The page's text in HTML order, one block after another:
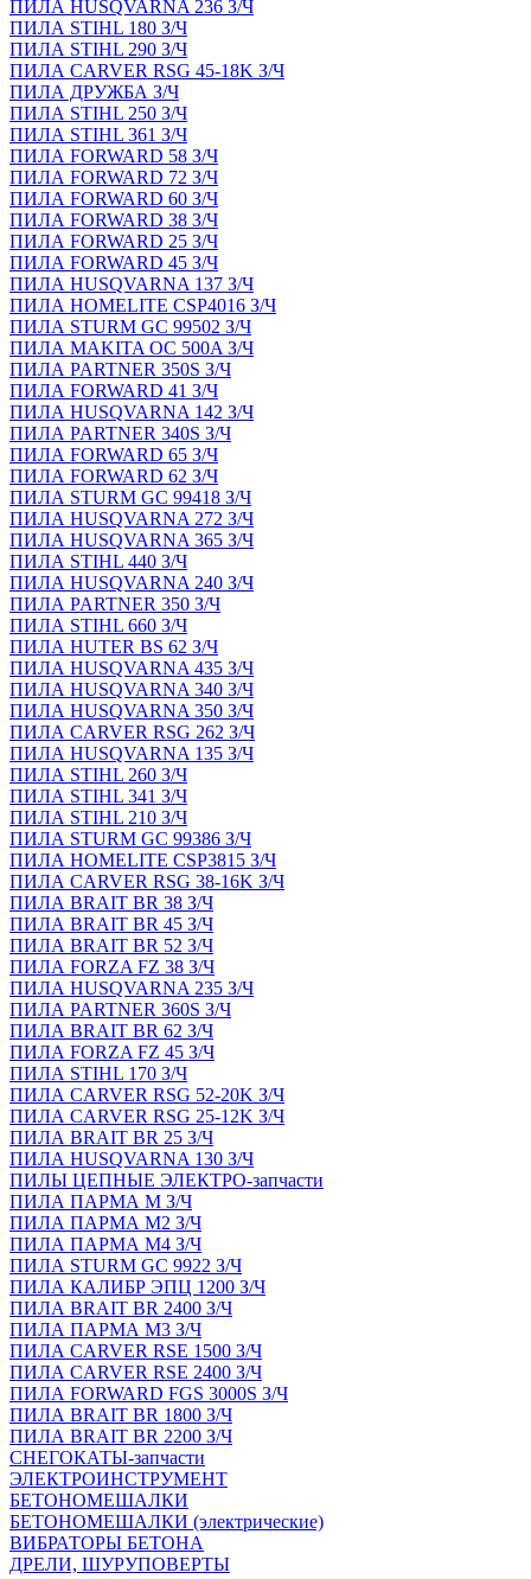
ПИЛА HUSQVARNA 236 З/Ч
ПИЛА STIHL 180 З/Ч
ПИЛА STIHL 290 З/Ч
ПИЛА CARVER RSG 45-18K З/Ч
ПИЛА ДРУЖБА З/Ч
ПИЛА STIHL 250 З/Ч
ПИЛА STIHL 361 З/Ч
ПИЛА FORWARD 58 З/Ч
ПИЛА FORWARD 72 З/Ч
ПИЛА FORWARD 60 З/Ч
ПИЛА FORWARD 38 З/Ч
ПИЛА FORWARD 25 З/Ч
ПИЛА FORWARD 45 З/Ч
ПИЛА HUSQVARNA 137 З/Ч
ПИЛА HOMELITE CSP4016 З/Ч
ПИЛА STURM GC 99502 З/Ч
ПИЛА MAKITA OC 500A З/Ч
ПИЛА PARTNER 350S З/Ч
ПИЛА FORWARD 41 З/Ч
ПИЛА HUSQVARNA 142 З/Ч
ПИЛА PARTNER 340S З/Ч
ПИЛА FORWARD 65 З/Ч
ПИЛА FORWARD 62 З/Ч
ПИЛА STURM GC 99418 З/Ч
ПИЛА HUSQVARNA 272 З/Ч
ПИЛА HUSQVARNA 365 З/Ч
ПИЛА STIHL 440 З/Ч
ПИЛА HUSQVARNA 240 З/Ч
ПИЛА PARTNER 350 З/Ч
ПИЛА STIHL 660 З/Ч
ПИЛА HUTER BS 62 З/Ч
ПИЛА HUSQVARNA 435 З/Ч
ПИЛА HUSQVARNA 340 З/Ч
ПИЛА HUSQVARNA 350 З/Ч
ПИЛА CARVER RSG 262 З/Ч
ПИЛА HUSQVARNA 135 З/Ч
ПИЛА STIHL 260 З/Ч
ПИЛА STIHL 341 З/Ч
ПИЛА STIHL 210 З/Ч
ПИЛА STURM GC 99386 З/Ч
ПИЛА HOMELITE CSP3815 З/Ч
ПИЛА CARVER RSG 38-16K З/Ч
ПИЛА BRAIT BR 38 З/Ч
ПИЛА BRAIT BR 45 З/Ч
ПИЛА BRAIT BR 52 З/Ч
ПИЛА FORZA FZ 38 З/Ч
ПИЛА HUSQVARNA 235 З/Ч
ПИЛА PARTNER 360S З/Ч
ПИЛА BRAIT BR 62 З/Ч
ПИЛА FORZA FZ 45 З/Ч
ПИЛА STIHL 170 З/Ч
ПИЛА CARVER RSG 52-20K З/Ч
ПИЛА CARVER RSG 25-12K З/Ч
ПИЛА BRAIT BR 25 З/Ч
ПИЛА HUSQVARNA 130 З/Ч
ПИЛЫ ЦЕПНЫЕ ЭЛЕКТРО-запчасти
ПИЛА ПАРМА М З/Ч
ПИЛА ПАРМА М2 З/Ч
ПИЛА ПАРМА М4 З/Ч
ПИЛА STURM GC 9922 З/Ч
ПИЛА КАЛИБР ЭПЦ 1200 З/Ч
ПИЛА BRAIT BR 2400 З/Ч
ПИЛА ПАРМА М3 З/Ч
ПИЛА CARVER RSE 1500 З/Ч
ПИЛА CARVER RSE 2400 З/Ч
ПИЛА FORWARD FGS 3000S З/Ч
ПИЛА BRAIT BR 1800 З/Ч
ПИЛА BRAIT BR 2200 З/Ч
СНЕГОКАТЫ-запчасти
ЭЛЕКТРОИНСТРУМЕНТ
БЕТОНОМЕШАЛКИ
БЕТОНОМЕШАЛКИ (электрические)
ВИБРАТОРЫ БЕТОНА
ДРЕЛИ, ШУРУПОВЕРТЫ